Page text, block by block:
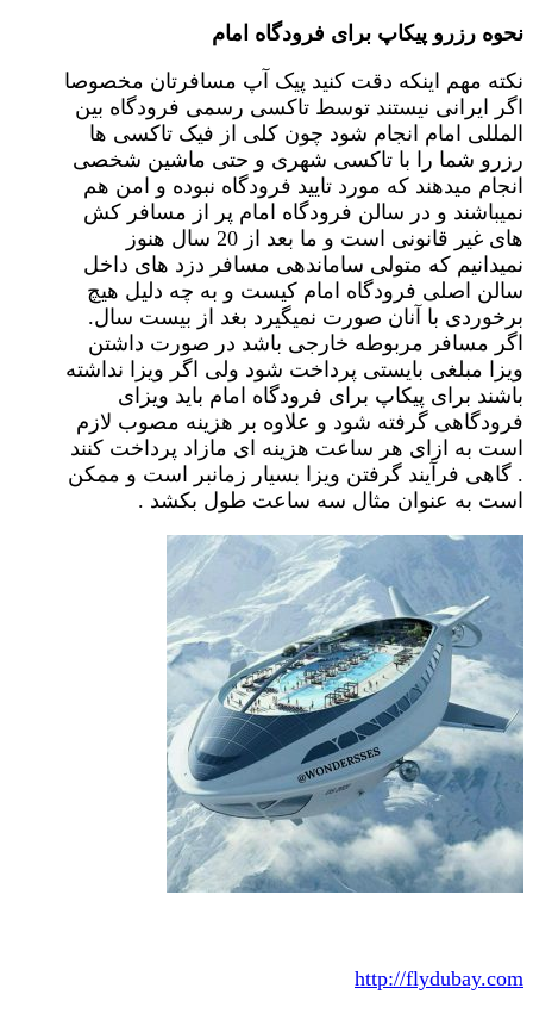
نحوه رزرو پیکاپ برای فرودگاه امام
نکته مهم اینکه دقت کنید پیک آپ مسافرتان مخصوصا
اگر ایرانی نیستند توسط تاکسی رسمی فرودگاه بین
المللی امام انجام شود چون کلی از فیک تاکسی ها
رزرو شما را با تاکسی شهری و حتی ماشین شخصی
انجام میدهند که مورد تایید فرودگاه نبوده و امن هم
نمیباشند و در سالن فرودگاه امام پر از مسافر کش
های غیر قانونی است و ما بعد از 20 سال هنوز
نمیدانیم که متولی ساماندهی مسافر دزد های داخل
سالن اصلی فرودگاه امام کیست و به چه دلیل هیچ
برخوردی با آنان صورت نمیگیرد بغد از بیست سال.
اگر مسافر مربوطه خارجی باشد در صورت داشتن
ویزا مبلغی بایستی پرداخت شود ولی اگر ویزا نداشته
باشند برای پیکاپ برای فرودگاه امام باید ویزای
فرودگاهی گرفته شود و علاوه بر هزینه مصوب لازم
است به ازای هر ساعت هزینه ای مازاد پرداخت کنند
. گاهی فرآیند گرفتن ویزا بسیار زمانبر است و ممکن
است به عنوان مثال سه ساعت طول بکشد .
http://flydubay.com